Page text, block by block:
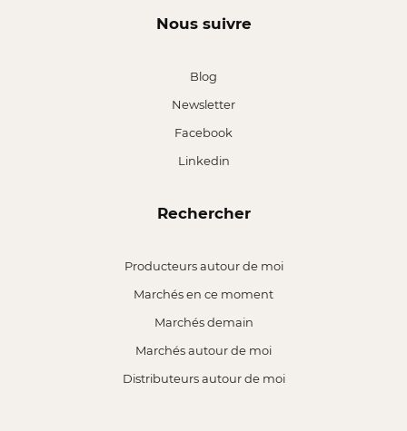
Nous suivre
Blog
Newsletter
Facebook
Linkedin
Rechercher
Producteurs autour de moi
Marchés en ce moment
Marchés demain
Marchés autour de moi
Distributeurs autour de moi